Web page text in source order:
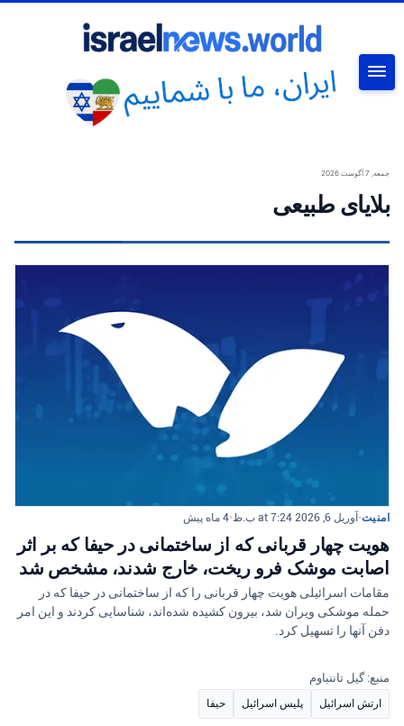
جمعه, 7 آگوست 2026
بلایای طبیعی
امنیت•آوریل 6, 2026 at 7:24 ب.ظ •4 ماه پیش
هویت چهار قربانی که از ساختمانی در حیفا که بر اثر
اصابت موشک فرو ریخت، خارج شدند، مشخص شد
مقامات اسرائیلی هویت چهار قربانی را که از ساختمانی در حیفا که در
حمله موشکی ویران شد، بیرون کشیده شده‌اند، شناسایی کردند و این امر
دفن آنها را تسهیل کرد.
منبع: گیل تاننباوم
ارتش اسرائیل پلیس اسرائیل حیفا